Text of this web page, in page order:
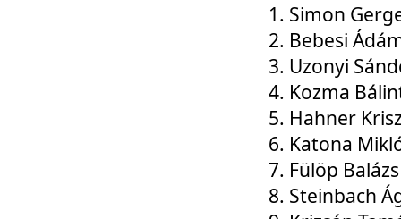
1. Simon
2. Bebesi
3. Uzonyi
4. Kozma
5. Hahner
6. Katona
7. Fülöp Balázs
8. Steinbach